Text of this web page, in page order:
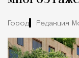
Город Редакция